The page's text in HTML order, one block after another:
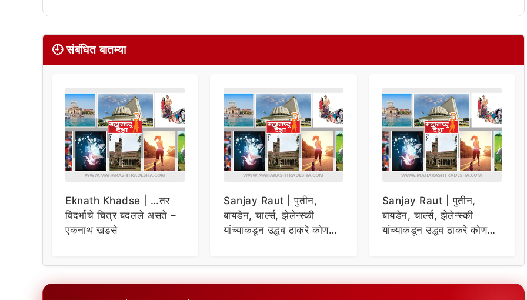
🕘 संबंधित बातम्या
Eknath Khadse | …तर
विदर्भाचे चित्र बदलले असते –
एकनाथ खडसे
Sanjay Raut | पुतीन,
बायडेन, चार्ल्स, झेलेन्स्की
यांच्याकडून उद्धव ठाकरे कोण
Sanjay Raut | पुतीन,
बायडेन, चार्ल्स, झेलेन्स्की
यांच्याकडून उद्धव ठाकरे कोण